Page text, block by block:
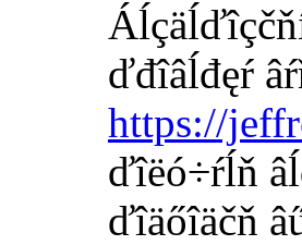
ďđîâĺđęŕ
https://
ďîëó÷ŕĺň
ďîäőîäčň